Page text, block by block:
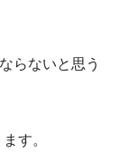
らないと思う
す。